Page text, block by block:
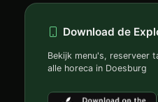
Download de
Bekijk menu's, reserveer
alle horeca in Doesburg